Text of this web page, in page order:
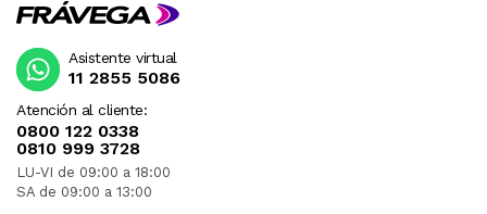
Atención al cliente:
0800 122 0338
0810 999 3728
LU-VI de 09:00 a 18:00
SA de 09:00 a 13:00
Asistente virtual
11 2855 5086